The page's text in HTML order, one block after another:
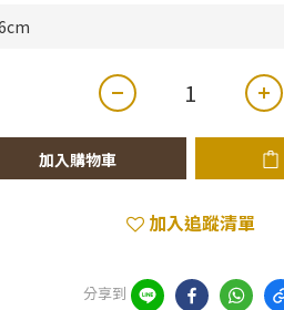
加入購物車
加入追蹤清單
分享到